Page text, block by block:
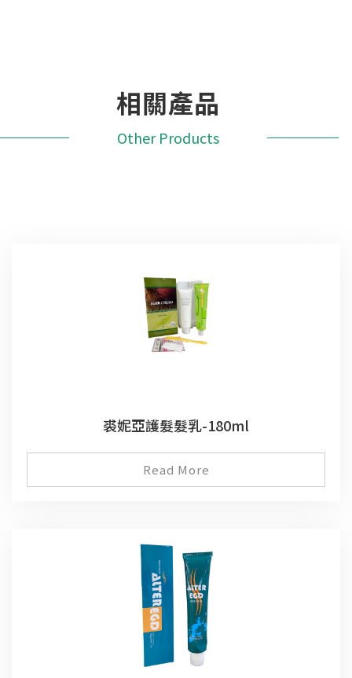
相關產品
Other Products
裘妮亞護髮髮乳-180ml
Read More